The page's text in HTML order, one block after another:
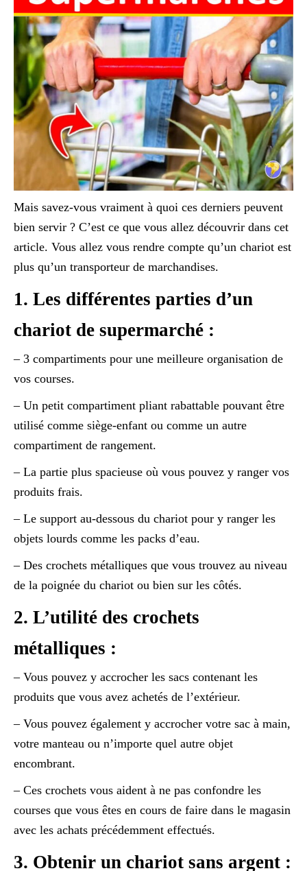
Mais savez-vous vraiment à quoi ces derniers peuvent
bien servir ? C’est ce que vous allez découvrir dans cet
article. Vous allez vous rendre compte qu’un chariot est
plus qu’un transporteur de marchandises.
1. Les différentes parties d’un
chariot de supermarché :
– 3 compartiments pour une meilleure organisation de
vos courses.
– Un petit compartiment pliant rabattable pouvant être
utilisé comme siège-enfant ou comme un autre
compartiment de rangement.
– La partie plus spacieuse où vous pouvez y ranger vos
produits frais.
– Le support au-dessous du chariot pour y ranger les
objets lourds comme les packs d’eau.
– Des crochets métalliques que vous trouvez au niveau
de la poignée du chariot ou bien sur les côtés.
2. L’utilité des crochets
métalliques :
– Vous pouvez y accrocher les sacs contenant les
produits que vous avez achetés de l’extérieur.
– Vous pouvez également y accrocher votre sac à main,
votre manteau ou n’importe quel autre objet
encombrant.
– Ces crochets vous aident à ne pas confondre les
courses que vous êtes en cours de faire dans le magasin
avec les achats précédemment effectués.
3. Obtenir un chariot sans argent :